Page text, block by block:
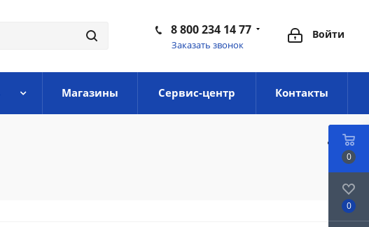
Войти
8 800 234 14 77
Заказать звонок
Магазины Сервис-центр Контакты
0
0